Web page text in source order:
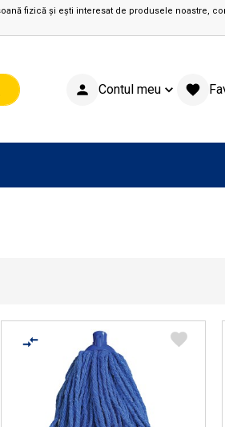
fizică și ești interesat de produsele noastre,
Contul meu